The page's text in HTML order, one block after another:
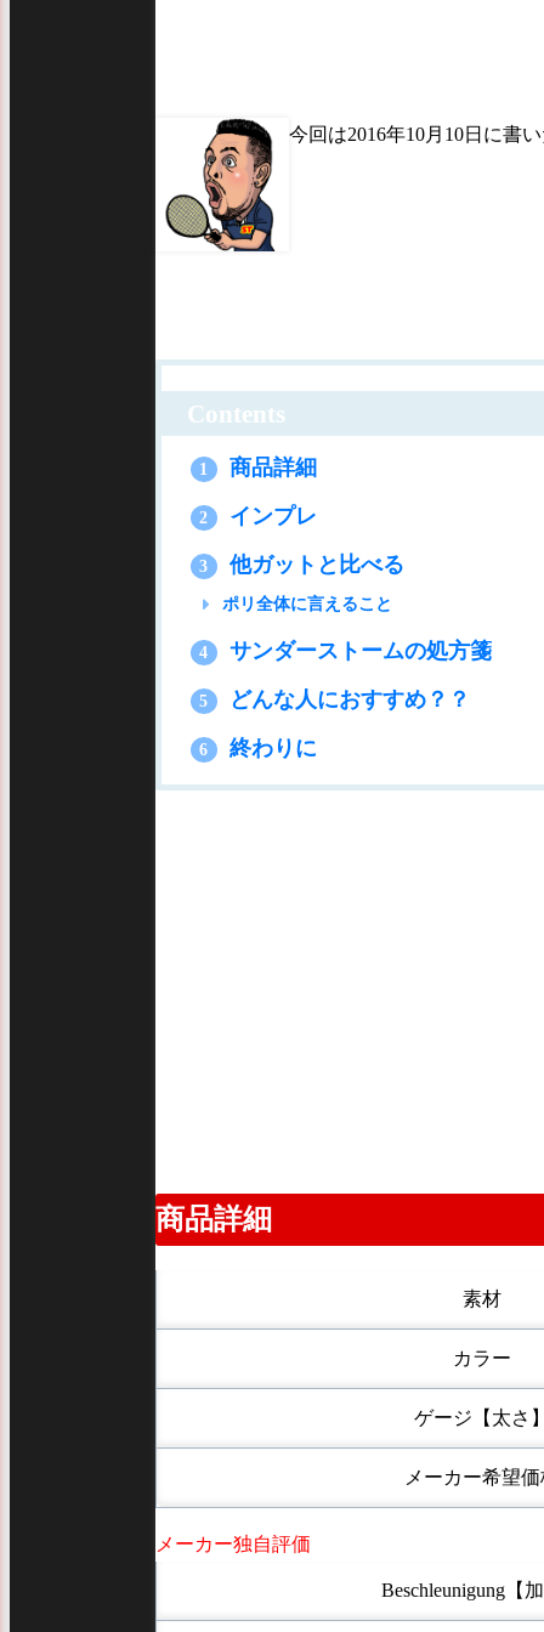
今回は2016年10月10日に書
Contents
1 商品詳細
2 インプレ
3 他ガットと比べる
ポリ全体に言えること
4 サンダーストームの処方箋
5 どんな人におすすめ？？
6 終わりに
商品詳細
素材
カラー
ゲージ【太さ
メーカー希望
メーカー独自評価
Beschleunigung【